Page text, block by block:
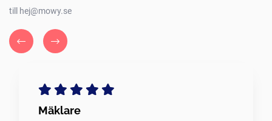
till hej@mowy.se
Mäklare